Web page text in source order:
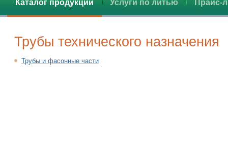
Каталог продукции Услуги по литью Прайс-
Трубы технического назначения
Трубы и фасонные части